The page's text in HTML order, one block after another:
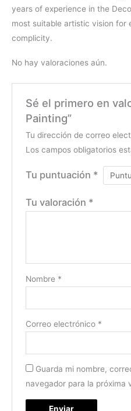
years of experience in the
most suitable artistic vision for
complicity.
No hay valoraciones aún.
Sé el primero en
Painting”
Tu dirección de correo
Los campos obligatorios
Tu puntuación *
Tu valoración *
Nombre *
Correo electrónico *
Guarda mi nombre,
navegador para la próxima